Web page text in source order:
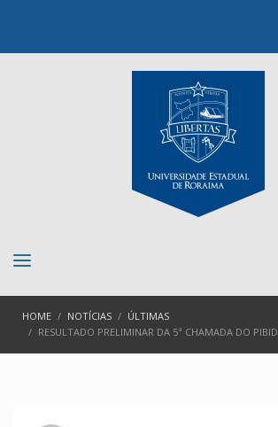
HOME NOTÍCIAS
ÚLTIMAS
RESULTADO PRELIMINAR DA 5ª CHAMADA DO PIBID